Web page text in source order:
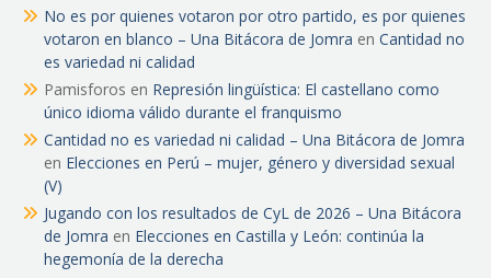
No es por quienes votaron por otro partido, es por quienes
votaron en blanco – Una Bitácora de Jomra en Cantidad no
es variedad ni calidad
Pamisforos en Represión lingüística: El castellano como
único idioma válido durante el franquismo
Cantidad no es variedad ni calidad – Una Bitácora de Jomra
en Elecciones en Perú – mujer, género y diversidad sexual
(V)
Jugando con los resultados de CyL de 2026 – Una Bitácora
de Jomra en Elecciones en Castilla y León: continúa la
hegemonía de la derecha